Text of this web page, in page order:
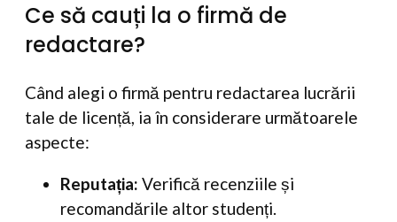
Ce să cauți la o firmă de
redactare?
Când alegi o firmă pentru redactarea lucrării
tale de licență, ia în considerare următoarele
aspecte:
Reputația: Verifică recenziile și
recomandările altor studenți.